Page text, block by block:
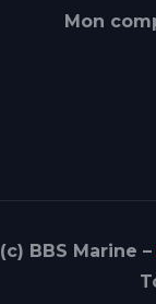
Mon
(c) BBS Marine –